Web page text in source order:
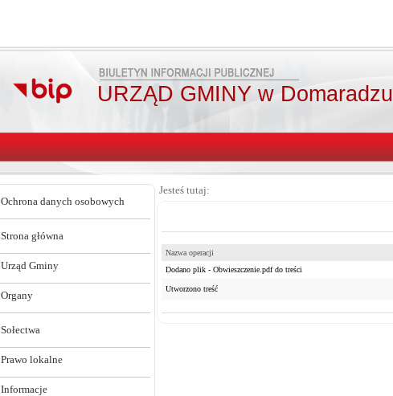
URZĄD GMINY w Domaradzu
Ochrona danych osobowych
Strona główna
Urząd Gminy
Organy
Sołectwa
Prawo lokalne
Informacje
Jesteś tutaj:
Nazwa operacji
Dodano plik - Obwieszczenie.pdf do treści
Utworzono treść